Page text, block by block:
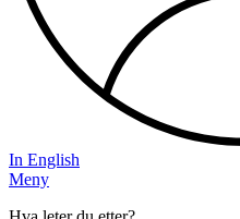
In English
Meny